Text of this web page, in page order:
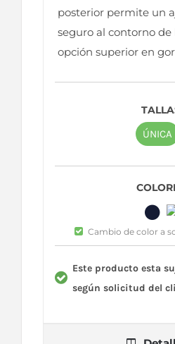
posterior permite un
seguro al contorno de
opción superior en
ÚNICA
Cambio de color a
Este producto esta
según solicitud del